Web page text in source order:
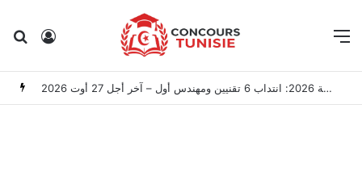
Rechercher
مناظرة الوكالة الوطنية للتحكم في الطاقة 2026: انتداب 6 تقنيين ومهندس أول – آخر أجل 27 أوت 2026